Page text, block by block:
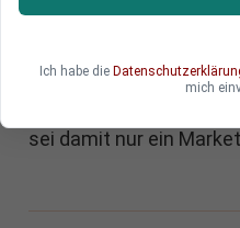
Panasonic wirft Tesla
japanische
Batterien bereits seit
sei damit nur ein
Ich habe die
mich